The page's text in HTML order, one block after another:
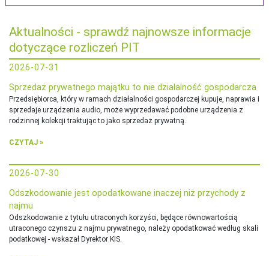
Aktualności - sprawdź najnowsze informacje
dotyczące rozliczeń PIT
2026-07-31
Sprzedaż prywatnego majątku to nie działalność gospodarcza
Przedsiębiorca, który w ramach działalności gospodarczej kupuje, naprawia i
sprzedaje urządzenia audio, może wyprzedawać podobne urządzenia z
rodzinnej kolekcji traktując to jako sprzedaż prywatną.
CZYTAJ »
2026-07-30
Odszkodowanie jest opodatkowane inaczej niż przychody z
najmu
Odszkodowanie z tytułu utraconych korzyści, będące równowartością
utraconego czynszu z najmu prywatnego, należy opodatkować według skali
podatkowej - wskazał Dyrektor KIS.